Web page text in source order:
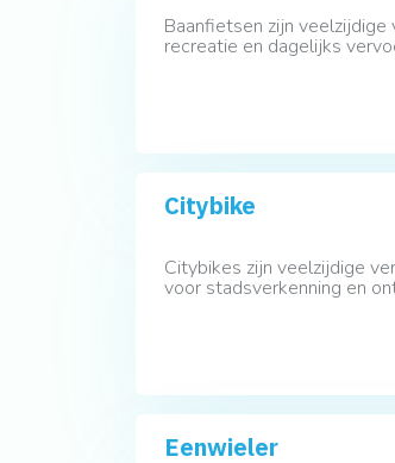
Baanfietsen zijn
recreatie en dagelijks
Citybike
Citybikes zijn veelzijdige
voor stadsverkenning en
Eenwieler